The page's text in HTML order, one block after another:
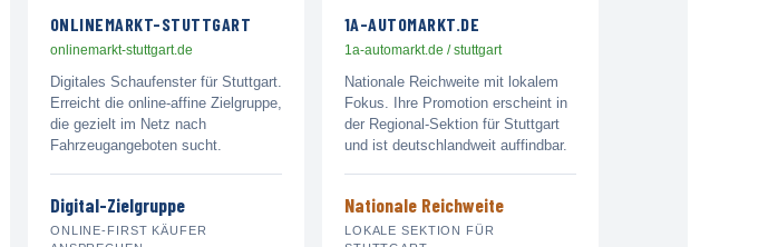
ONLINEMARKT-STUTTGART
onlinemarkt-stuttgart.de
Digitales Schaufenster für Stuttgart.
Erreicht die online-affine Zielgruppe,
die gezielt im Netz nach
Fahrzeugangeboten sucht.
Digital-Zielgruppe
ONLINE-FIRST KÄUFER
1A-AUTOMARKT.DE
1a-automarkt.de / stuttgart
Nationale Reichweite mit lokalem
Fokus. Ihre Promotion erscheint in
der Regional-Sektion für Stuttgart
und ist deutschlandweit auffindbar.
Nationale Reichweite
LOKALE SEKTION FÜR